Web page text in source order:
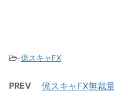
-億スキャFX
PREV
億スキャFX無裁